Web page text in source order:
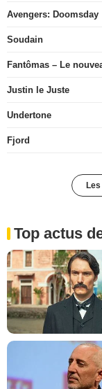
Avengers: Doomsday
Soudain
Fantômas – Le
Justin le Juste
Undertone
Fjord
Top actus